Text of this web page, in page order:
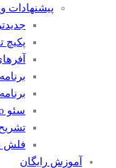
پیشنهادات
پکیچ
سئو Seo
فلش
آموزش رایگان